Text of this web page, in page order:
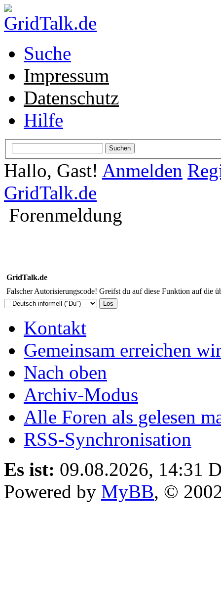
Suche
Impressum
Datenschutz
Hilfe
Hallo, Gast! Anmelden
GridTalk.de
Forenmeldung
GridTalk.de
Falscher Autorisierungscode! Greifst du auf diese Funktion auf die
Kontakt
Gemeinsam erreichen
Nach oben
Archiv-Modus
Alle Foren als gelesen
RSS-Synchronisation
Es ist: 09.08.2026, 14:31
Powered by MyBB, ©